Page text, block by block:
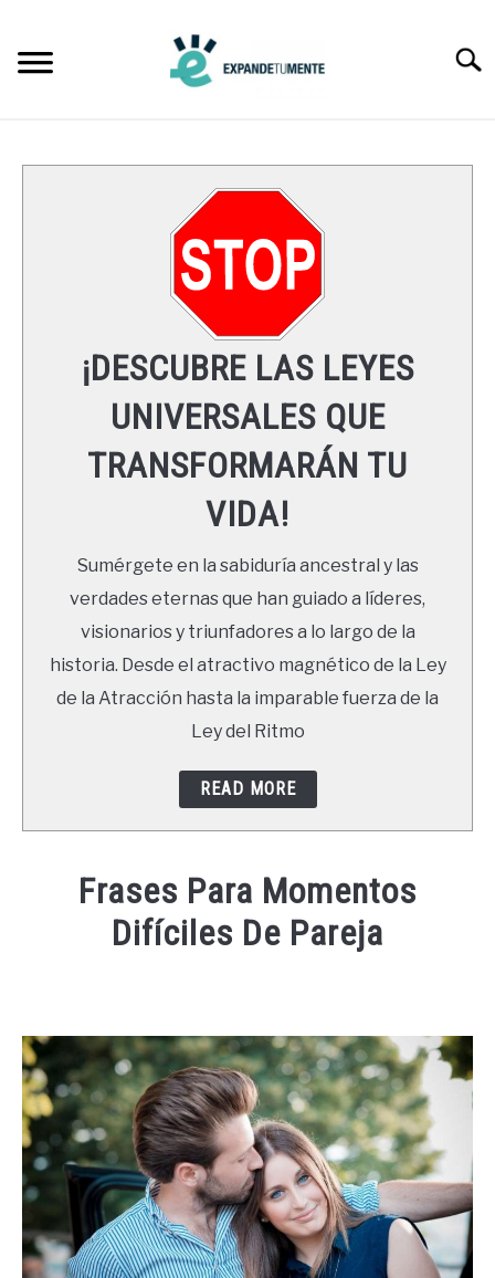
content
LEYES UNIVERSALES
RECURSOS
NEWSLETTER
¡DESCUBRE LAS LEYES
UNIVERSALES QUE
TRANSFORMARÁN TU
VIDA!
Sumérgete en la sabiduría ancestral y las
verdades eternas que han guiado a líderes,
visionarios y triunfadores a lo largo de la
historia. Desde el atractivo magnético de la Ley
de la Atracción hasta la imparable fuerza de la
Ley del Ritmo
READ MORE
Frases Para Momentos
Difíciles De Pareja
in
Frases